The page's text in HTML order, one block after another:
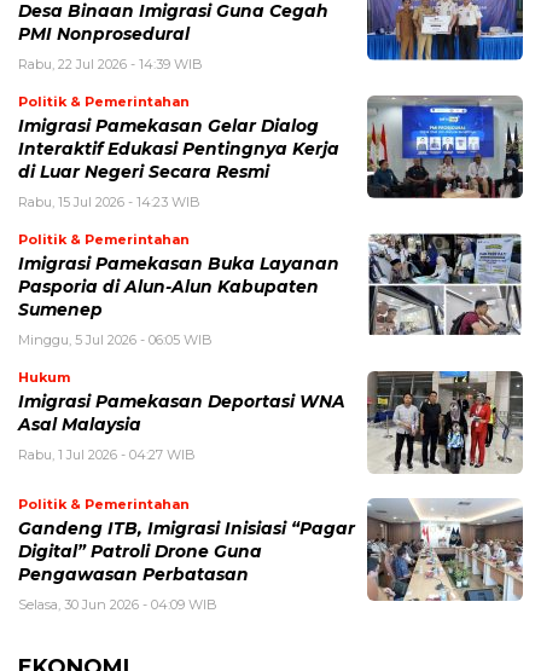
Desa Binaan Imigrasi Guna Cegah
PMI Nonprosedural
Rabu, 22 Jul 2026 - 14:39 WIB
Politik & Pemerintahan
Imigrasi Pamekasan Gelar Dialog
Interaktif Edukasi Pentingnya Kerja
di Luar Negeri Secara Resmi
Rabu, 15 Jul 2026 - 14:23 WIB
Politik & Pemerintahan
Imigrasi Pamekasan Buka Layanan
Pasporia di Alun-Alun Kabupaten
Sumenep
Minggu, 5 Jul 2026 - 06:05 WIB
Hukum
Imigrasi Pamekasan Deportasi WNA
Asal Malaysia
Rabu, 1 Jul 2026 - 04:27 WIB
Politik & Pemerintahan
Gandeng ITB, Imigrasi Inisiasi “Pagar
Digital” Patroli Drone Guna
Pengawasan Perbatasan
Selasa, 30 Jun 2026 - 04:09 WIB